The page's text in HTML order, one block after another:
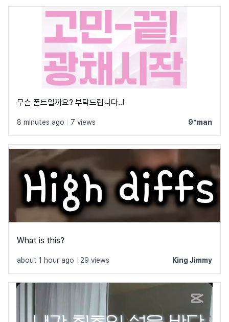
무슨 폰트일까요? 부탁드립니다..!
8 minutes ago 7 views 9*man
What is this?
about 1 hour ago 29 views King Jimmy